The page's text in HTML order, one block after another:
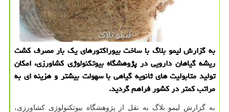
به گزارش لیمو بلاگ با ساخت بیوراكتورهای یك بار مصرف كشت
ریشه گیاهان دارویی در پژوهشگاه بیوتكنولوژی كشاورزی، امكان
تولید متابولیت های ثانویه گیاهی با سهولت بیشتر و هزینه ای به
مراتب كمتر در كشور فراهم گردید.
به گزارش لیمو بلاگ به نقل از پژوهشگاه بیوتكنولوژی كشاورزی،